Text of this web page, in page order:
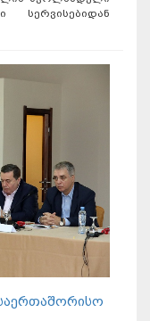
სერვისებიდან
საერთაშორისო